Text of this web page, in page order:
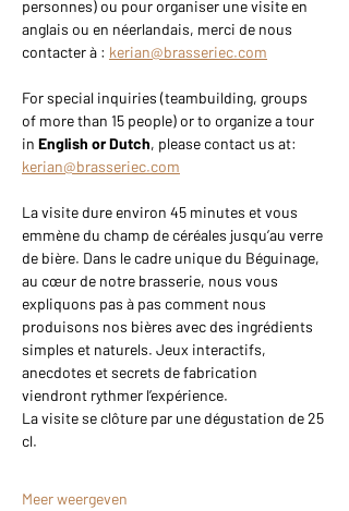
personnes) ou pour organiser une visite en
anglais ou en néerlandais, merci de nous
contacter à : kerian@brasseriec.com
For special inquiries (teambuilding, groups
of more than 15 people) or to organize a tour
in English or Dutch, please contact us at:
kerian@brasseriec.com
La visite dure environ 45 minutes et vous
emmène du champ de céréales jusqu’au verre
de bière. Dans le cadre unique du Béguinage,
au cœur de notre brasserie, nous vous
expliquons pas à pas comment nous
produisons nos bières avec des ingrédients
simples et naturels. Jeux interactifs,
anecdotes et secrets de fabrication
viendront rythmer l’expérience.
La visite se clôture par une dégustation de 25
cl.
Meer weergeven